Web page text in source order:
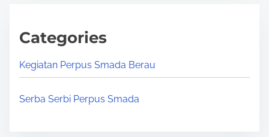
Categories
Kegiatan Perpus Smada Berau
Serba Serbi Perpus Smada